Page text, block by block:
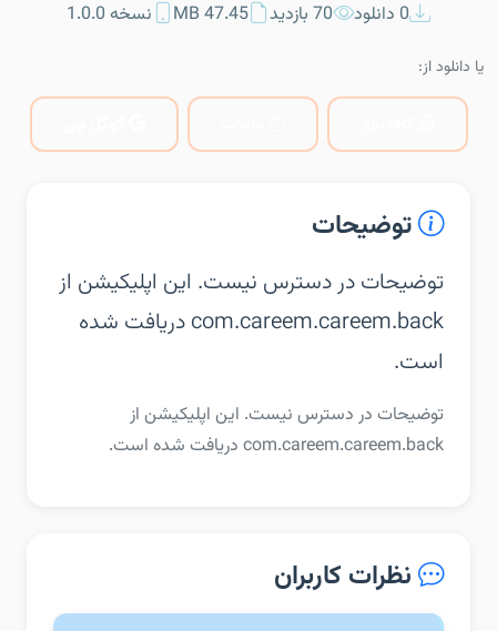
0 دانلود 70 بازدید 47.45 MB نسخه 1.0.0
یا دانلود از:
توضیحات
توضیحات در دسترس نیست. این اپلیکیشن از
com.careem.careem.back دریافت شده
است.
توضیحات در دسترس نیست. این اپلیکیشن از
com.careem.careem.back دریافت شده است.
نظرات کاربران